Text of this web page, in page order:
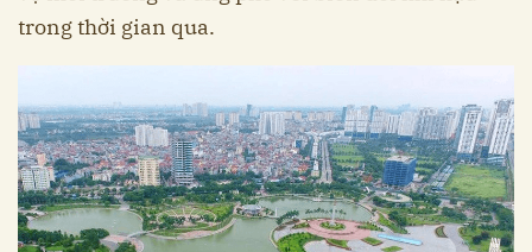
trong thời gian qua.